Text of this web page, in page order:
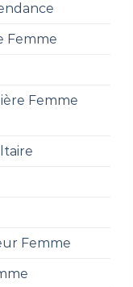
Femme
Femme
Femme